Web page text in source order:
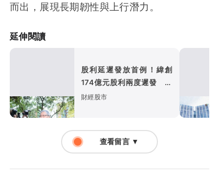
而出，展現長期韌性與上行潛力。
延伸閱讀
股利延遲發放首例！緯創
174億元股利兩度遲發 金
管會恐開罰
財經股市
查看留言 ▼